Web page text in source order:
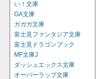
い！文庫
GA文庫
ガガガ文庫
富士見ファンタジア文庫
富士見ドラゴンブック
MF文庫J
ダッシュエックス文庫
オーバーラップ文庫